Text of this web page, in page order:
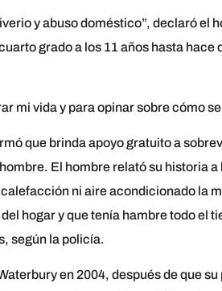
y abuso doméstico”, declaró el
grado a los 11 años hasta hace
mi vida y para opinar sobre cómo
que brinda apoyo gratuito a
El hombre relató su historia
ni aire acondicionado la
hogar y que tenía hambre todo el
según la policía.
en 2004, después de que